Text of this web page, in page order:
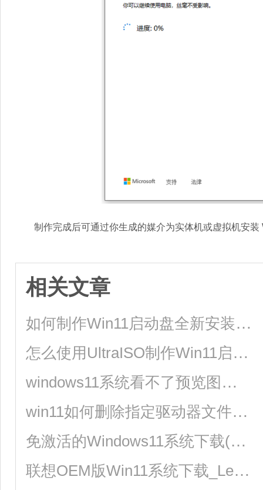
制作完成后可通过你生成的媒介为实体机或虚拟机安装
相关文章
如何制作Win11启动盘全新安装Windows11系统？
怎么使用UltraISO制作Win11启动盘？
windows11系统看不了预览图的解决方法
win11如何删除指定驱动器文件？win11删除指定驱动器文件步骤教程
免激活的Windows11系统下载(纯净版、专业版、旗舰版、精简版)
联想OEM版Win11系统下载_Lenovo联想Windows11系统专业版iso镜像下载